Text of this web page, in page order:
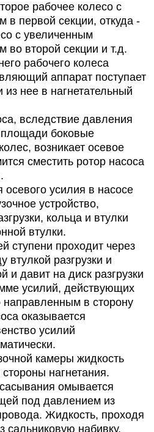
рабочее колесо с
в первой секции, откуда -
с увеличенным
во второй секции и т.д.
рабочего колеса
аппарат поступает
из нее в нагнетательный
вследствие давления
боковые
возникает осевое
сместить ротор насоса
усилия в насосе
устройство,
кольца и втулки
втулки.
ступени проходит через
втулкой разгрузки и
и давит на диск разгрузки
усилий, действующих
направленным в сторону
оказывается
усилий
камеры жидкость
нагнетания.
омывается
под давлением из
Жидкость, проходя
сальниковую набивку,